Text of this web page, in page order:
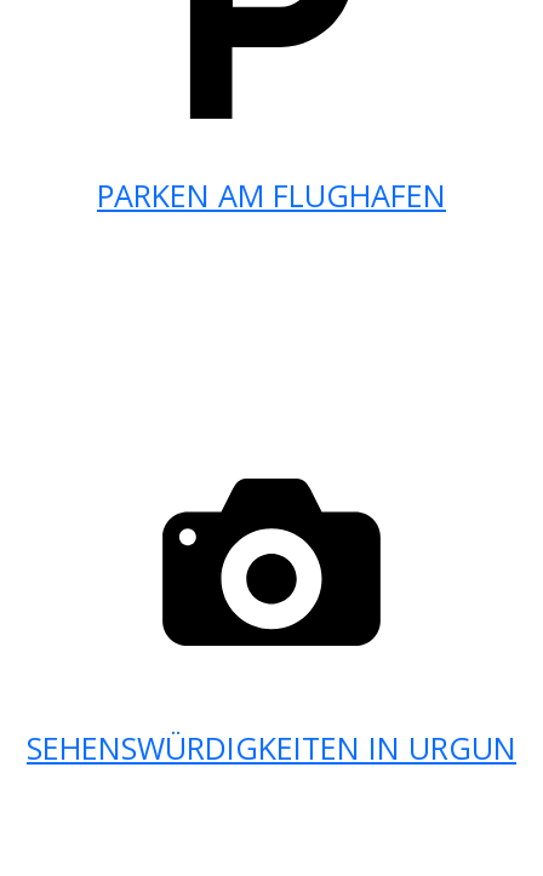
PARKEN AM FLUGHAFEN
SEHENSWÜRDIGKEITEN IN URGUN